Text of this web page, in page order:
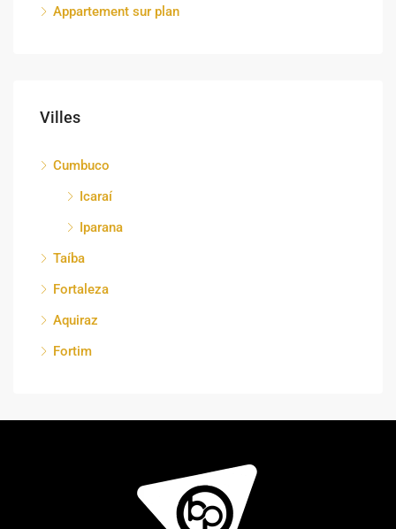
Appartement sur plan
Villes
Cumbuco
Icaraí
Iparana
Taíba
Fortaleza
Aquiraz
Fortim